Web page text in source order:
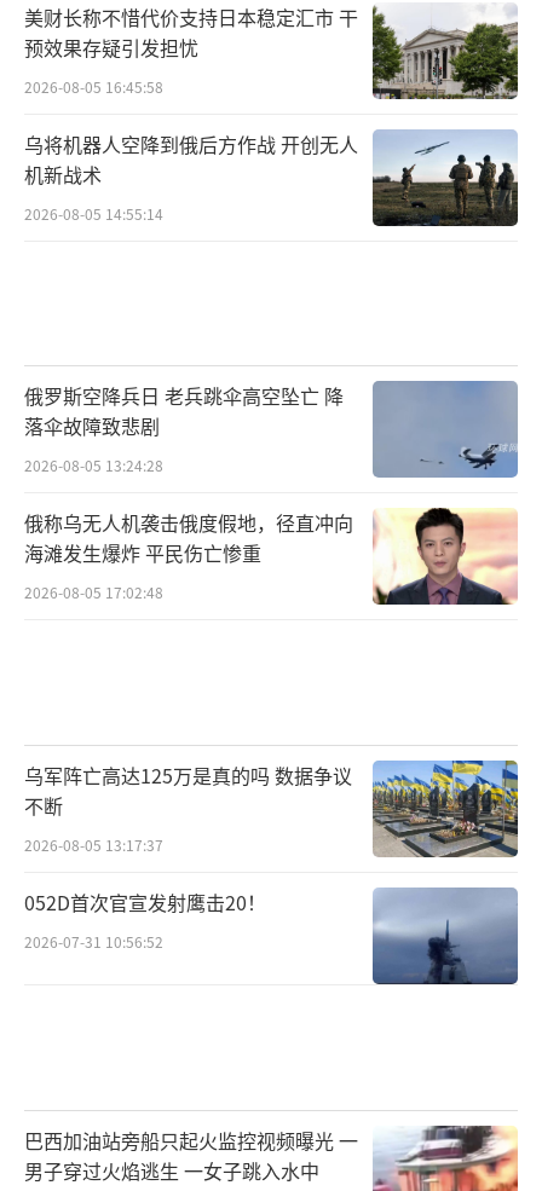
美财长称不惜代价支持日本稳定汇市 干
预效果存疑引发担忧
2026-08-05 16:45:58
乌将机器人空降到俄后方作战 开创无人
机新战术
2026-08-05 14:55:14
俄罗斯空降兵日 老兵跳伞高空坠亡 降
落伞故障致悲剧
2026-08-05 13:24:28
俄称乌无人机袭击俄度假地，径直冲向
海滩发生爆炸 平民伤亡惨重
2026-08-05 17:02:48
乌军阵亡高达125万是真的吗 数据争议
不断
2026-08-05 13:17:37
052D首次官宣发射鹰击20！
2026-07-31 10:56:52
巴西加油站旁船只起火监控视频曝光 一
男子穿过火焰逃生 一女子跳入水中